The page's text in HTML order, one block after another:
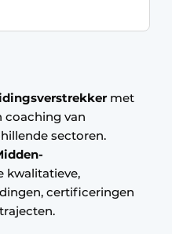
met
coaching van
sectoren.
kwalitatieve,
certificeringen